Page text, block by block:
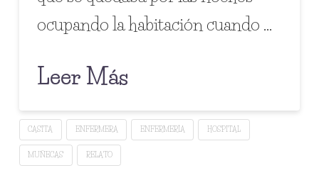
ocupando la habitación cuando …
Leer Más
CASITA ENFERMERA ENFERMERÍA HOSPITAL
MUÑECAS RELATO